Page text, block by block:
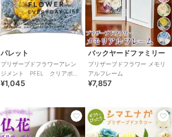
パレット
プリザーブドフラワーアレン
ジメント PFEL クリアポー
チ アイスランドモスパウダ
¥1,045
バックヤードファミリー
プリザーブドフラワー メモリ
アルフレーム
¥7,857